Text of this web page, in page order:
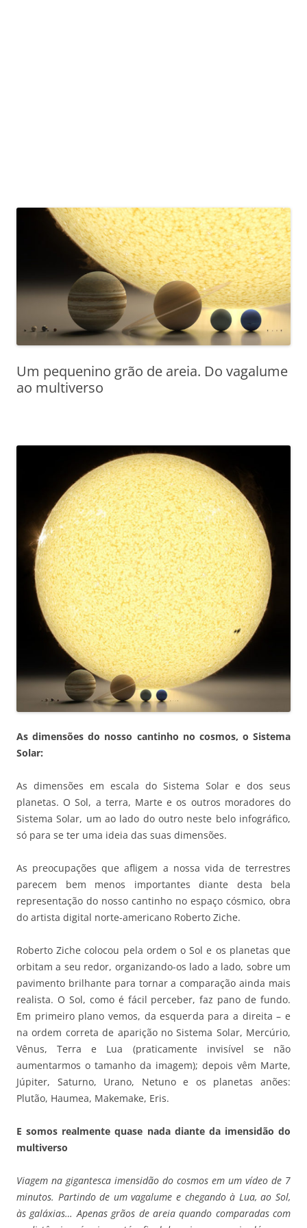
Um pequenino grão de areia. Do vagalume
ao multiverso
As dimensões do nosso cantinho no cosmos, o Sistema
Solar:
As dimensões em escala do Sistema Solar e dos seus
planetas. O Sol, a terra, Marte e os outros moradores do
Sistema Solar, um ao lado do outro neste belo infográfico,
só para se ter uma ideia das suas dimensões.
As preocupações que afligem a nossa vida de terrestres
parecem bem menos importantes diante desta bela
representação do nosso cantinho no espaço cósmico, obra
do artista digital norte-americano Roberto Ziche.
Roberto Ziche colocou pela ordem o Sol e os planetas que
orbitam a seu redor, organizando-os lado a lado, sobre um
pavimento brilhante para tornar a comparação ainda mais
realista. O Sol, como é fácil perceber, faz pano de fundo.
Em primeiro plano vemos, da esquerda para a direita – e
na ordem correta de aparição no Sistema Solar, Mercúrio,
Vênus, Terra e Lua (praticamente invisível se não
aumentarmos o tamanho da imagem); depois vêm Marte,
Júpiter, Saturno, Urano, Netuno e os planetas anões:
Plutão, Haumea, Makemake, Eris.
E somos realmente quase nada diante da imensidão do
multiverso
Viagem na gigantesca imensidão do cosmos em um vídeo de 7
minutos. Partindo de um vagalume e chegando à Lua, ao Sol,
às galáxias… Apenas grãos de areia quando comparadas com